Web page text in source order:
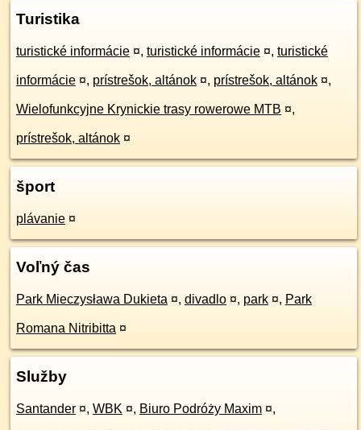
Turistika
turistické informácie ¤, turistické informácie ¤, turistické
informácie ¤, prístrešok, altánok ¤, prístrešok, altánok ¤,
Wielofunkcyjne Krynickie trasy rowerowe MTB ¤,
prístrešok, altánok ¤
šport
plávanie ¤
Voľný čas
Park Mieczysława Dukieta ¤, divadlo ¤, park ¤, Park
Romana Nitribitta ¤
Služby
Santander ¤, WBK ¤, Biuro Podróży Maxim ¤,